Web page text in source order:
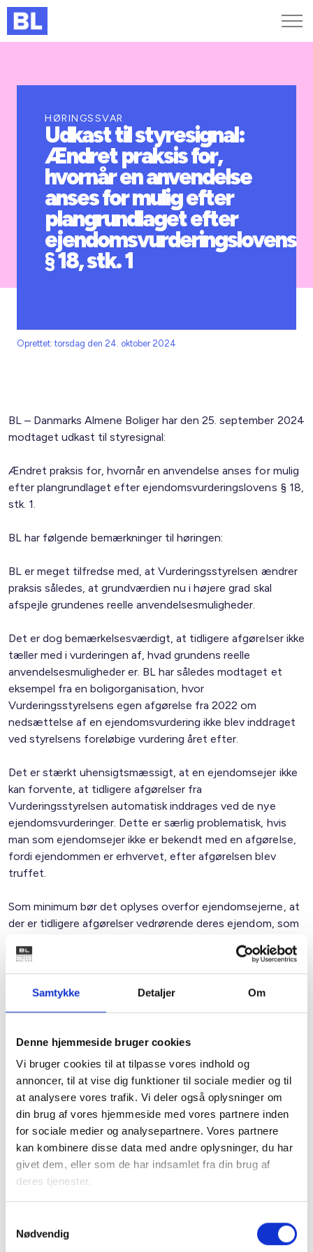
Samtykke Detaljer Om
Denne hjemmeside bruger cookies
Vi bruger cookies til at tilpasse vores indhold og
annoncer, til at vise dig funktioner til sociale medier og til
at analysere vores trafik. Vi deler også oplysninger om
din brug af vores hjemmeside med vores partnere inden
for sociale medier og analysepartnere. Vores partnere
kan kombinere disse data med andre oplysninger, du har
givet dem, eller som de har indsamlet fra din brug af
deres tjenester.
Nødvendig
Kurser og arrangementer
Jobportalen
HØRINGSSVAR
Udkast til styresignal:
Ændret praksis for,
hvornår en anvendelse
anses for mulig efter
plangrundlaget efter
ejendomsvurderingslovens
§ 18, stk. 1
Oprettet: torsdag den 24. oktober 2024
BL – Danmarks Almene Boliger har den 25. september 2024
modtaget udkast til styresignal:
Ændret praksis for, hvornår en anvendelse anses for mulig
efter plangrundlaget efter ejendomsvurderingslovens § 18,
stk. 1.
BL har følgende bemærkninger til høringen:
BL er meget tilfredse med, at Vurderingsstyrelsen ændrer
praksis således, at grundværdien nu i højere grad skal
afspejle grundenes reelle anvendelsesmuligheder.
Det er dog bemærkelsesværdigt, at tidligere afgørelser ikke
tæller med i vurderingen af, hvad grundens reelle
anvendelsesmuligheder er. BL har således modtaget et
eksempel fra en boligorganisation, hvor
Vurderingsstyrelsens egen afgørelse fra 2022 om
nedsættelse af en ejendomsvurdering ikke blev inddraget
ved styrelsens foreløbige vurdering året efter.
Det er stærkt uhensigtsmæssigt, at en ejendomsejer ikke
kan forvente, at tidligere afgørelser fra
Vurderingsstyrelsen automatisk inddrages ved de nye
ejendomsvurderinger. Dette er særlig problematisk, hvis
man som ejendomsejer ikke er bekendt med en afgørelse,
fordi ejendommen er erhvervet, efter afgørelsen blev
truffet.
Som minimum bør det oplyses overfor ejendomsejerne, at
der er tidligere afgørelser vedrørende deres ejendom, som
hvordan ejeren skal forholde sig, hvis de faktiske forhold
der lå til grund for afgørelsen fortsat er gældende.
Bent Madsen
Adm. direktør
Relateret indhold Viden
23. april 2025